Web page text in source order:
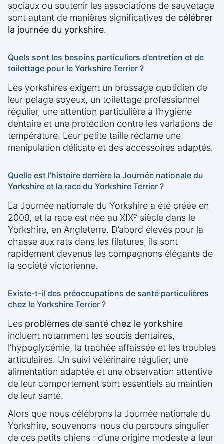
sociaux ou soutenir les associations de sauvetage
sont autant de manières significatives de célébrer
la journée du yorkshire.
Quels sont les besoins particuliers d’entretien et de
toilettage pour le Yorkshire Terrier ?
Les yorkshires exigent un brossage quotidien de
leur pelage soyeux, un toilettage professionnel
régulier, une attention particulière à l’hygiène
dentaire et une protection contre les variations de
température. Leur petite taille réclame une
manipulation délicate et des accessoires adaptés.
Quelle est l’histoire derrière la Journée nationale du
Yorkshire et la race du Yorkshire Terrier ?
La Journée nationale du Yorkshire a été créée en
2009, et la race est née au XIXe siècle dans le
Yorkshire, en Angleterre. D’abord élevés pour la
chasse aux rats dans les filatures, ils sont
rapidement devenus les compagnons élégants de
la société victorienne.
Existe-t-il des préoccupations de santé particulières
chez le Yorkshire Terrier ?
Les problèmes de santé chez le yorkshire
incluent notamment les soucis dentaires,
l’hypoglycémie, la trachée affaissée et les troubles
articulaires. Un suivi vétérinaire régulier, une
alimentation adaptée et une observation attentive
de leur comportement sont essentiels au maintien
de leur santé.
Alors que nous célébrons la Journée nationale du
Yorkshire, souvenons-nous du parcours singulier
de ces petits chiens : d’une origine modeste à leur